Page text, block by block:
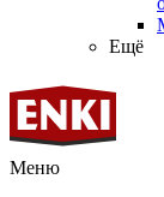
Ещё
Меню